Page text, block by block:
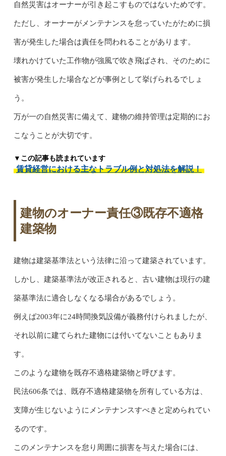
自然災害はオーナーが引き起こすものではないためです。
ただし、オーナーがメンテナンスを怠っていたがために損
害が発生した場合は責任を問われることがあります。
壊れかけていた工作物が強風で吹き飛ばされ、そのために
被害が発生した場合などが事例として挙げられるでしょ
う。
万が一の自然災害に備えて、建物の維持管理は定期的にお
こなうことが大切です。
▼この記事も読まれています
賃貸経営における主なトラブル例と対処法を解説！
建物のオーナー責任③既存不適格
建築物
建物は建築基準法という法律に沿って建築されています。
しかし、建築基準法が改正されると、古い建物は現行の建
築基準法に適合しなくなる場合があるでしょう。
例えば2003年に24時間換気設備が義務付けられましたが、
それ以前に建てられた建物には付いてないこともありま
す。
このような建物を既存不適格建築物と呼びます。
民法606条では、既存不適格建築物を所有している方は、
支障が生じないようにメンテナンスすべきと定められてい
るのです。
このメンテナンスを怠り周囲に損害を与えた場合には、